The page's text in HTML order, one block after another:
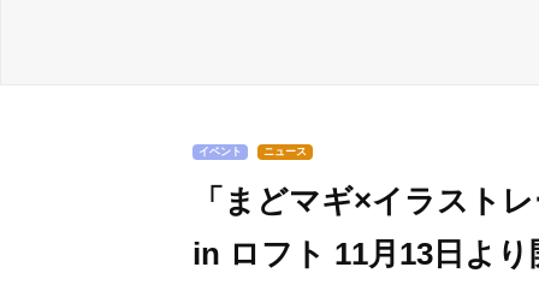
イベント ニュース
「まどマギ×イラスト
in ロフト 11月13日よ